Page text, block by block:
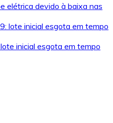
elétrica devido à baixa nas
inicial esgota em tempo